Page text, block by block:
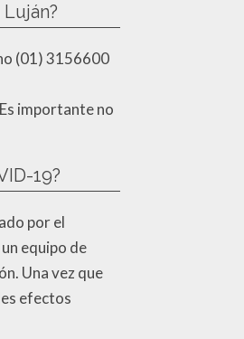
(01) 3156600
importante no
19?
por el
equipo de
Una vez que
efectos